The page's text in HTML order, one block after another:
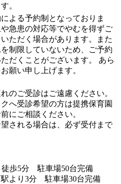
。
よる予約制となっておりま
急患の対応等でやむを得ずご
ただく場合があります。また
制限していないため、ご予約
だくことがございます。 あら
願い申し上げます。
のご受診はご遠慮ください。
へ受診希望の方は提携保育園
にご相談ください。
される場合は、必ず受付まで
徒歩5分 駐車場50台完備
より3分 駐車場30台完備